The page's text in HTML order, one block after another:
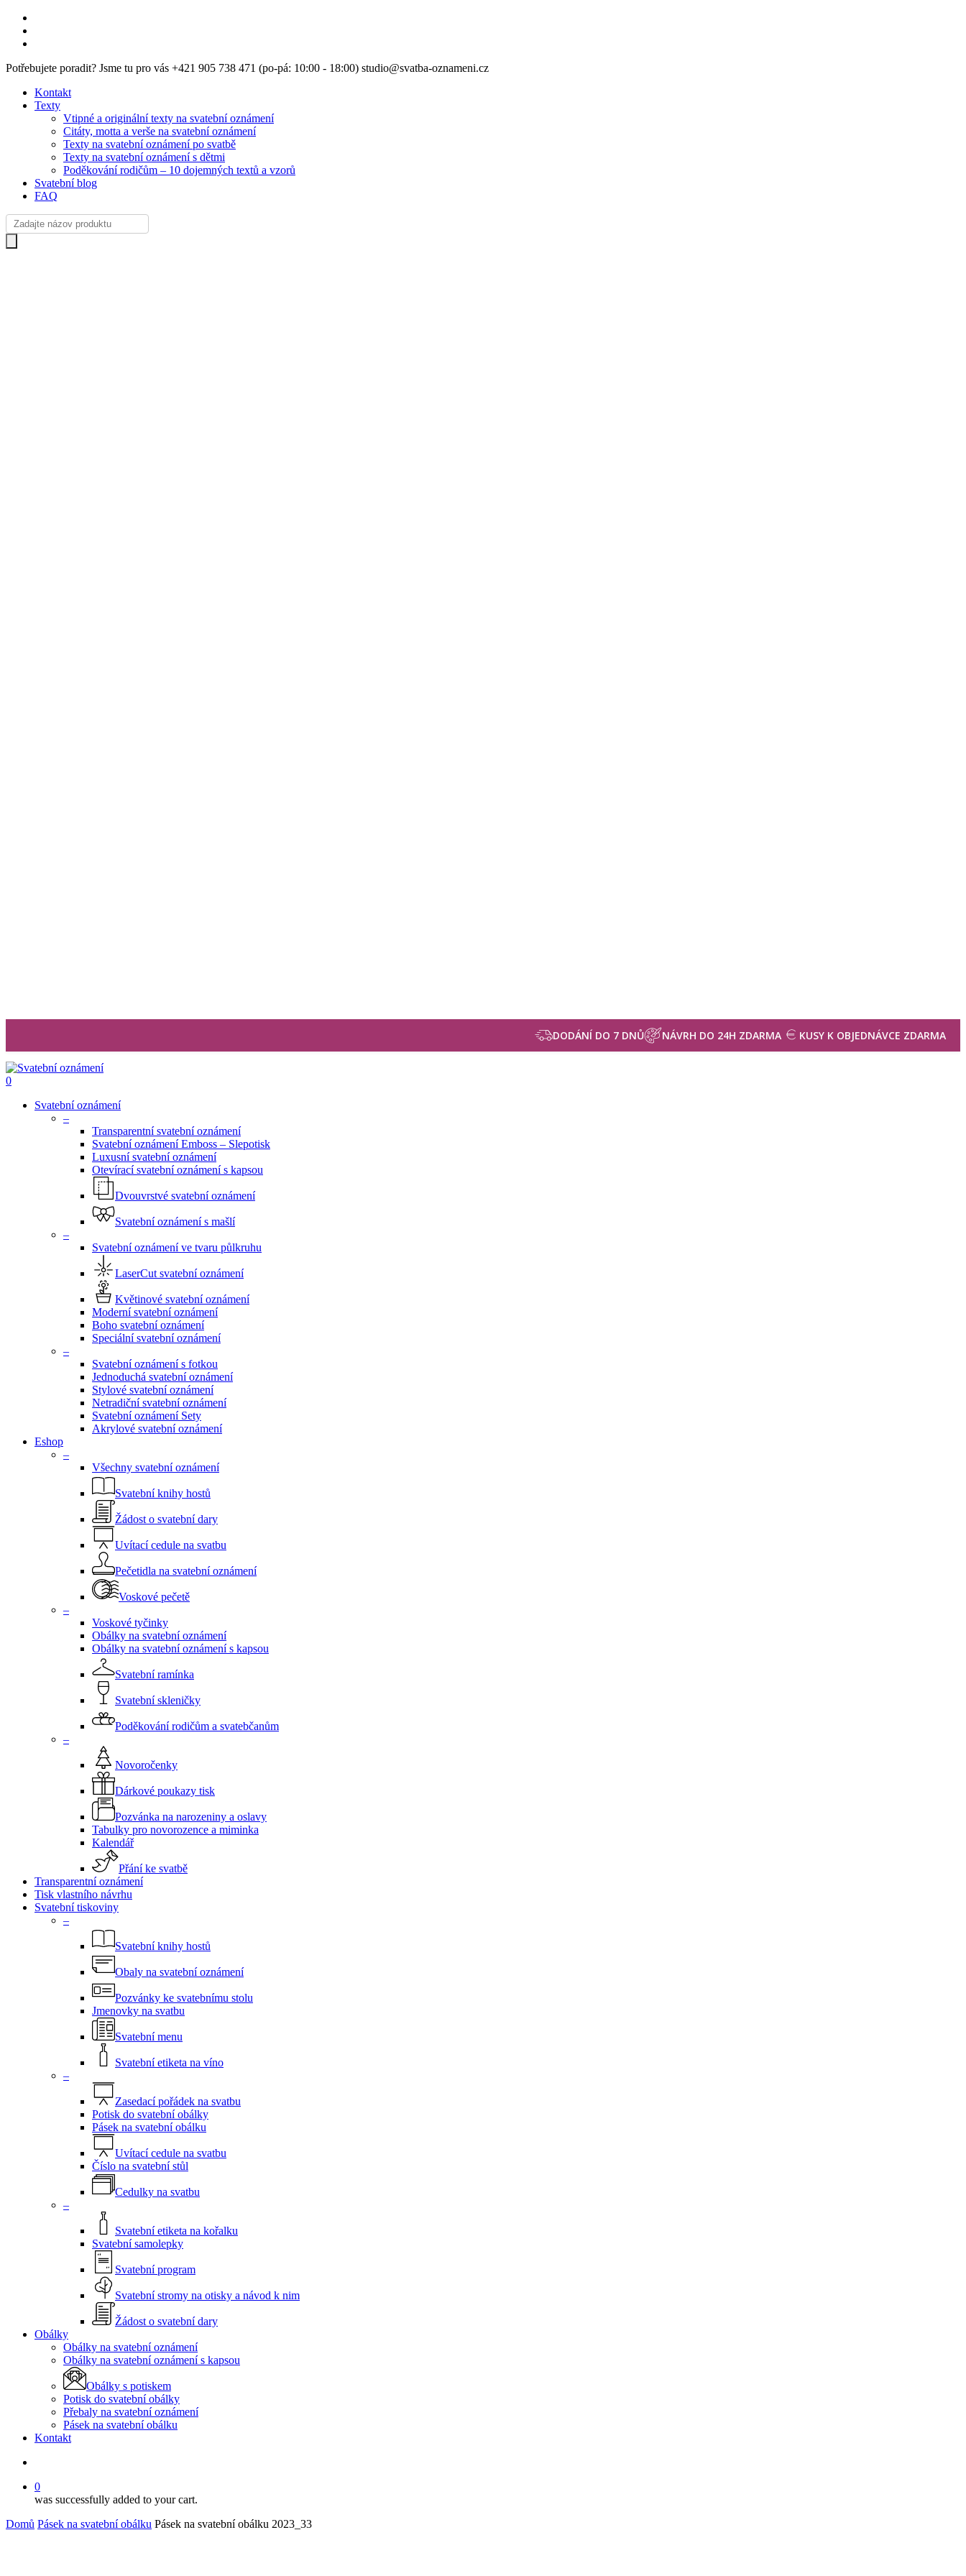
Skip
main
Potřebujete poradit? Jsme tu pro vás +421 905 738 471 (po-pá: 10:00 - 18:00) studio@svatba-oznameni.cz
Kontakt
Texty
Vtipné a originální texty na svatební oznámení
Citáty, motta a verše na svatební oznámení
Texty na svatební oznámení po svatbě
Texty na svatební oznámení s dětmi
Poděkování rodičům – 10 dojemných textů a vzorů
Svatební blog
FAQ
Products
search
DODÁNÍ DO 7 DNŮ NÁVRH DO 24H ZDARMA KUSY K OBJEDNÁVCE ZDARMA
search
0
Svatební oznámení
–
Transparentní svatební oznámení
Svatební oznámení Emboss – Slepotisk
Luxusní svatební oznámení
Otevírací svatební oznámení s kapsou
Dvouvrstvé svatební oznámení
Svatební oznámení s mašlí
–
Svatební oznámení ve tvaru půlkruhu
LaserCut svatební oznámení
Květinové svatební oznámení
Moderní svatební oznámení
Boho svatební oznámení
Speciální svatební oznámení
–
Svatební oznámení s fotkou
Jednoduchá svatební oznámení
Stylové svatební oznámení
Netradiční svatební oznámení
Svatební oznámení Sety
Akrylové svatební oznámení
Eshop
–
Všechny svatební oznámení
Svatební knihy hostů
Žádost o svatební dary
Uvítací cedule na svatbu
Pečetidla na svatební oznámení
Voskové pečetě
–
Voskové tyčinky
Obálky na svatební oznámení
Obálky na svatební oznámení s kapsou
Svatební ramínka
Svatební skleničky
Poděkování rodičům a svatebčanům
–
Novoročenky
Dárkové poukazy tisk
Pozvánka na narozeniny a oslavy
Tabulky pro novorozence a miminka
Kalendář
Přání ke svatbě
Transparentní oznámení
Tisk vlastního návrhu
Svatební tiskoviny
–
Svatební knihy hostů
Obaly na svatební oznámení
Pozvánky ke svatebnímu stolu
Jmenovky na svatbu
Svatební menu
Svatební etiketa na víno
–
Zasedací pořádek na svatbu
Potisk do svatební obálky
Pásek na svatební obálku
Uvítací cedule na svatbu
Číslo na svatební stůl
Cedulky na svatbu
–
Svatební etiketa na kořalku
Svatební samolepky
Svatební program
Svatební stromy na otisky a návod k nim
Žádost o svatební dary
Obálky
Obálky na svatební oznámení
Obálky na svatební oznámení s kapsou
Obálky s potiskem
Potisk do svatební obálky
Přebaly na svatební oznámení
Pásek na svatební obálku
Kontakt
0
was successfully added to your cart.
Domů Pásek na svatební obálku Pásek na svatební obálku 2023_33